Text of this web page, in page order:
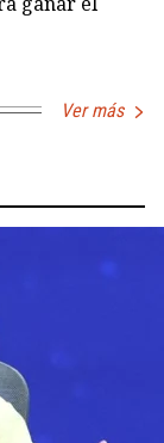
Ver más